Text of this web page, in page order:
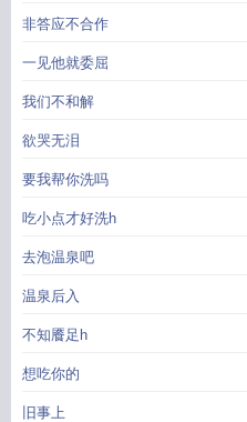
非答应不合作
一见他就委屈
我们不和解
欲哭无泪
要我帮你洗吗
吃小点才好洗h
去泡温泉吧
温泉后入
不知餍足h
想吃你的
旧事上